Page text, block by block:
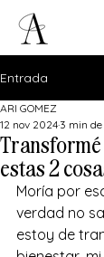
Entrada
Transformé
estas 2
ARI GOMEZ
12 nov 2024 3 min
Moría por
verdad no
estoy de